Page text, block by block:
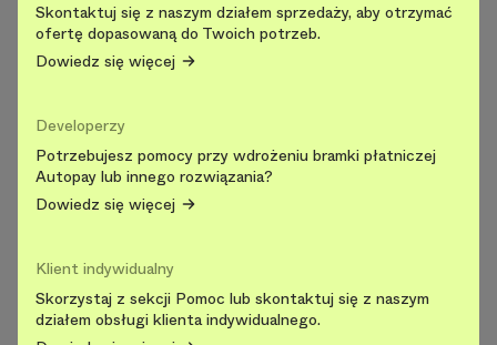
Skontaktuj się z naszym działem sprzedaży, aby otrzymać
ofertę dopasowaną do Twoich potrzeb.
Dowiedz się więcej
Developerzy
Potrzebujesz pomocy przy wdrożeniu bramki płatniczej
Autopay lub innego rozwiązania?
Dowiedz się więcej
Klient indywidualny
Skorzystaj z sekcji Pomoc lub skontaktuj się z naszym
działem obsługi klienta indywidualnego.